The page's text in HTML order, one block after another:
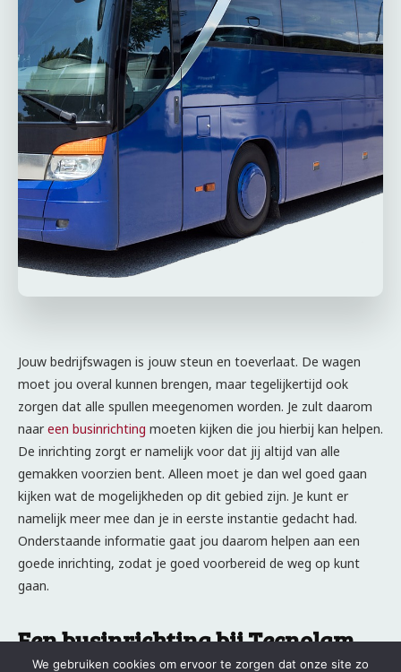
We gebruiken cookies om ervoor te zorgen dat onze site zo